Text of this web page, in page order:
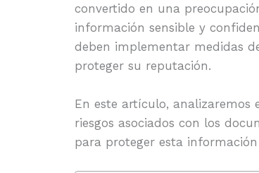
convertido en una
información sensible y
deben implementar medidas
proteger su reputación.
En este artículo, analizaremos
riesgos asociados con los
para proteger esta información